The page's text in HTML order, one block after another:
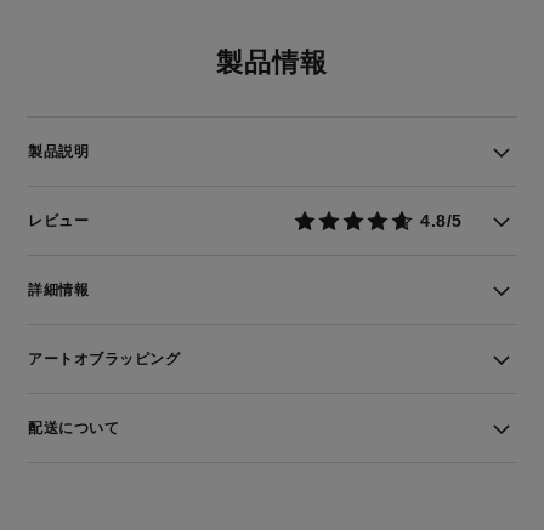
製品情報
製品説明
レビュー 4.8/5
詳細情報
アートオブラッピング
配送について